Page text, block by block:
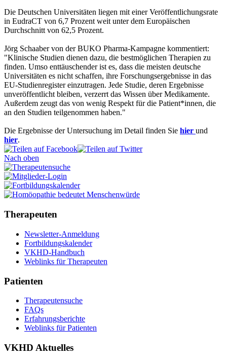
Die Deutschen Universitäten liegen mit einer Veröffentlichungsrate
in EudraCT von 6,7 Prozent weit unter dem Europäischen
Durchschnitt von 62,5 Prozent.
Jörg Schaaber von der BUKO Pharma-Kampagne kommentiert:
"Klinische Studien dienen dazu, die bestmöglichen Therapien zu
finden. Umso enttäuschender ist es, dass die meisten deutsche
Universitäten es nicht schaffen, ihre Forschungsergebnisse in das
EU-Studienregister einzutragen. Jede Studie, deren Ergebnisse
unveröffentlicht bleiben, verzerrt das Wissen über Medikamente.
Außerdem zeugt das von wenig Respekt für die Patient*innen, die
an den Studien teilgenommen haben."
Die Ergebnisse der Untersuchung im Detail finden Sie hier und
hier.
Nach oben
Therapeuten
Newsletter-Anmeldung
Fortbildungskalender
VKHD-Handbuch
Weblinks für Therapeuten
Patienten
Therapeutensuche
FAQs
Erfahrungsberichte
Weblinks für Patienten
VKHD Aktuelles